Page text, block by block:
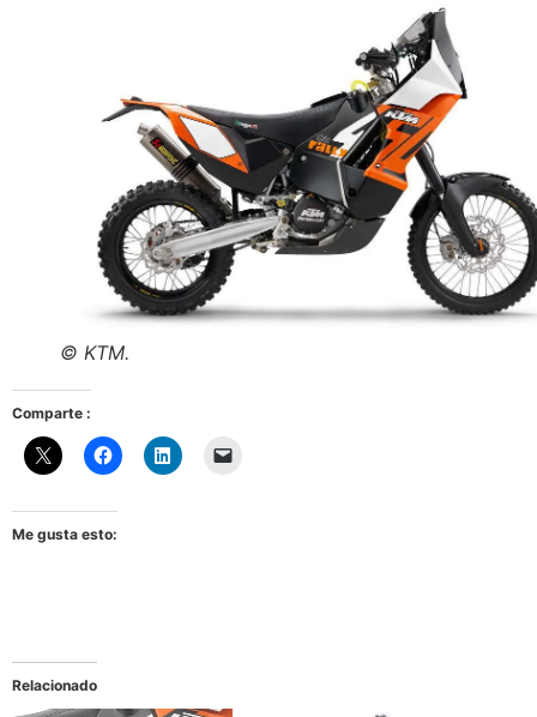
© KTM.
Comparte :
Me gusta esto:
Relacionado